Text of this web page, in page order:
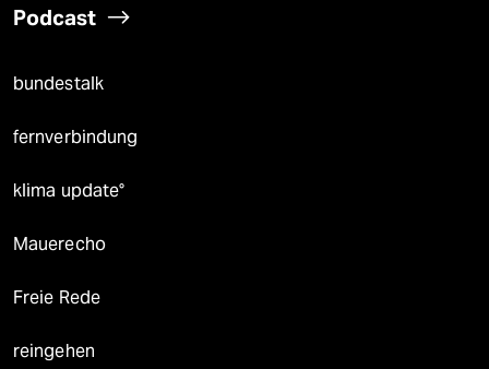
Podcast
bundestalk
fernverbindung
klima update°
Mauerecho
Freie Rede
reingehen